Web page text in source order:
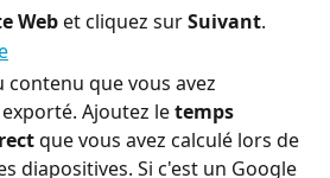
Web et cliquez sur Suivant.
contenu que vous avez
Ajoutez le temps
que vous avez calculé lors de
diapositives. Si c'est un Google